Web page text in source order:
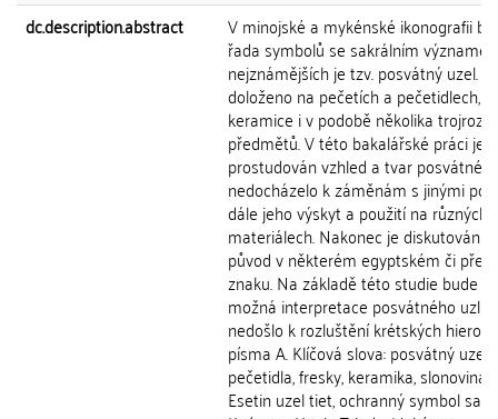
dc.description.abstract
V minojské a mykénské ikonografii
řada symbolů se sakrálním
nejznámějších je tzv. posvátný uzel.
doloženo na pečetích a pečetidlech,
keramice i v podobě několika
předmětů. V této bakalářské práci je
prostudován vzhled a tvar
nedocházelo k záměnám s jinými
dále jeho výskyt a použití na různých
materiálech. Nakonec je diskutován
původ v některém egyptském či
znaku. Na základě této studie bude
možná interpretace posvátného
nedošlo k rozluštění krétských
písma A. Klíčová slova: posvátný uzel,
pečetidla, fresky, keramika, slonovina,
Esetin uzel tiet, ochranný symbol sa,